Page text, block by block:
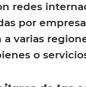
redes
por
varias
o